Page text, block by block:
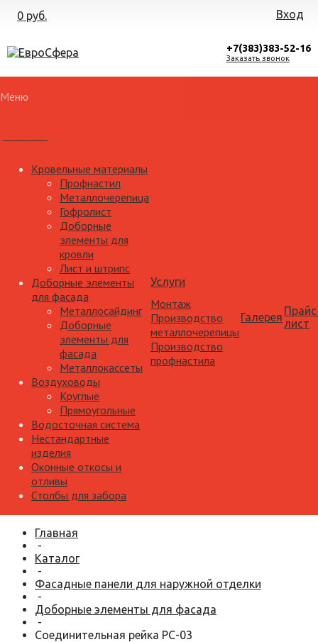
0 руб. Вход
+7(383)383-52-16
Заказать звонок
Меню
Кровельные материалы
Профнастил
Металлочерепица
Гофролист
Доборные
элементы для
кровли
Лист и штрипс
Доборные элементы
для фасада
Металлосайдинг
Доборные
элементы для
фасада
Металлокассеты
Воздуховоды
Круглые
Прямоугольные
Водосточная система
Нестандартные
изделия
Оконные откосы и
отливы
Столбы для забора
Услуги
Монтаж
Производство
металлочерепицы
Производство
профнастила
Галерея лист
Главная
-
Каталог
-
Фасадные панели для наружной отделки
-
Доборные элементы для фасада
-
Соединительная рейка РС-03